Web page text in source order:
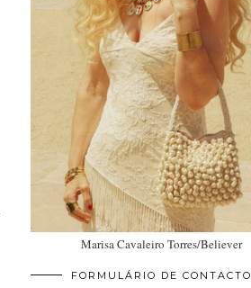
Marisa Cavaleiro Torres/Believer
FORMULÁRIO DE CONTACTO